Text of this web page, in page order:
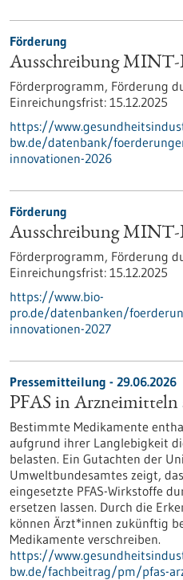
Förderung
Ausschreibung
Förderprogramm, Förderung
Einreichungsfrist: 15.12.2025
https://
bw.de/datenbank/
innovationen-2026
Förderung
Ausschreibung
Förderprogramm, Förderung
Einreichungsfrist: 15.12.2025
https://www.bio-
pro.de/datenbanken/
innovationen-2027
Pressemitteilung - 29.06.2026
PFAS in Arzneimitteln
Bestimmte Medikamente
aufgrund ihrer Langlebigkeit
belasten. Ein Gutachten der
Umweltbundesamtes zeigt,
eingesetzte PFAS-Wirkstoffe
ersetzen lassen. Durch die
können Ärzt*innen zukünftig
Medikamente verschreiben.
https://
bw.de/fachbeitrag/pm/pfas-